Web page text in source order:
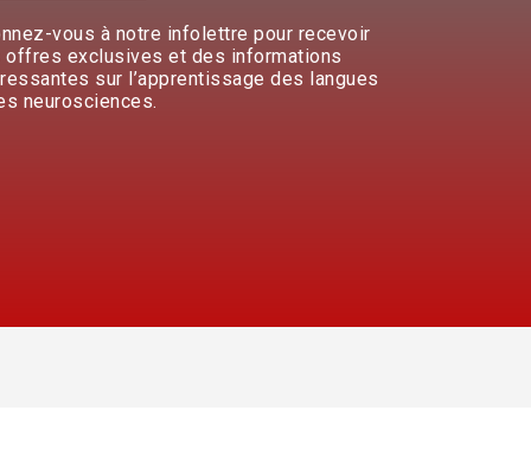
vous à notre infolettre pour recevoir
offres exclusives et des informations
sur l’apprentissage des langues
neurosciences.